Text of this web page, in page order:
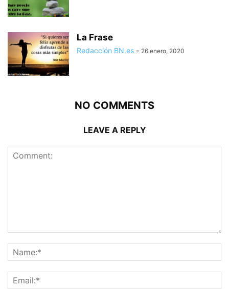
La Frase
Redacción BN.es - 26 enero, 2020
NO COMMENTS
LEAVE A REPLY